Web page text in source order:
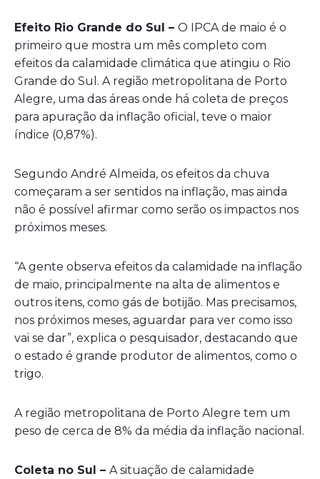
Efeito Rio Grande do Sul – O IPCA de maio é o
primeiro que mostra um mês completo com
efeitos da calamidade climática que atingiu o Rio
Grande do Sul. A região metropolitana de Porto
Alegre, uma das áreas onde há coleta de preços
para apuração da inflação oficial, teve o maior
índice (0,87%).
Segundo André Almeida, os efeitos da chuva
começaram a ser sentidos na inflação, mas ainda
não é possível afirmar como serão os impactos nos
próximos meses.
“A gente observa efeitos da calamidade na inflação
de maio, principalmente na alta de alimentos e
outros itens, como gás de botijão. Mas precisamos,
nos próximos meses, aguardar para ver como isso
vai se dar”, explica o pesquisador, destacando que
o estado é grande produtor de alimentos, como o
trigo.
A região metropolitana de Porto Alegre tem um
peso de cerca de 8% da média da inflação nacional.
Coleta no Sul – A situação de calamidade